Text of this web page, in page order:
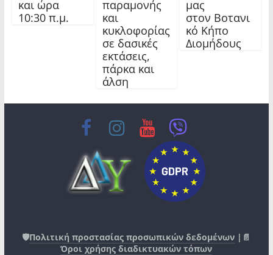
και ώρα
10:30 π.μ.
παραμονής
και
κυκλοφορίας
σε δασικές
εκτάσεις,
πάρκα και
άλση
μας
στον Βοτανι
κό Κήπο
Διομήδους
🛡️Πολιτική προστασίας προσωπικών δεδομένων |📄
Όροι χρήσης διαδικτυακών τόπων